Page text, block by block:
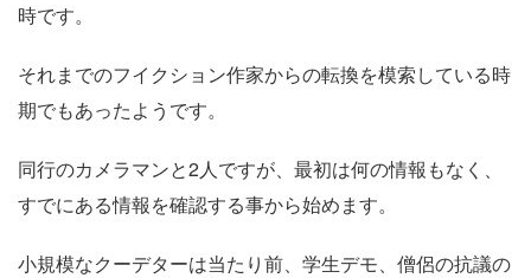
時です。
それまでのフイクション作家からの転換を模索している時
期でもあったようです。
同行のカメラマンと2人ですが、最初は何の情報もなく、
すでにある情報を確認する事から始めます。
小規模なクーデターは当たり前、学生デモ、僧侶の抗議の